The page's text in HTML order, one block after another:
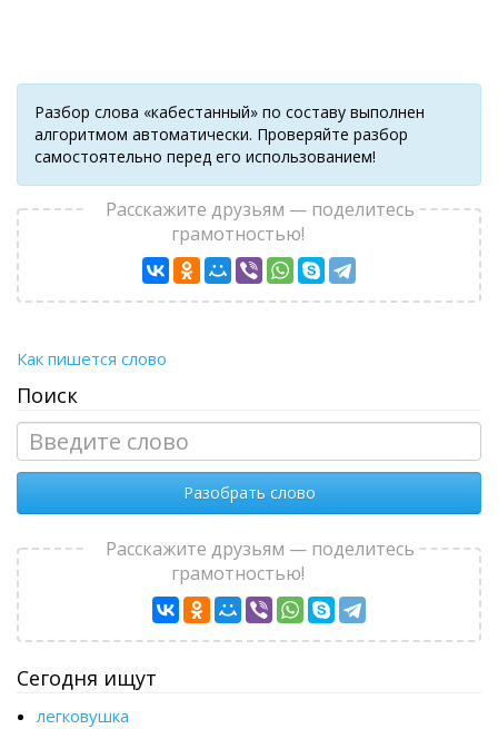
Разбор слова «кабестанный» по составу выполнен
алгоритмом автоматически. Проверяйте разбор
самостоятельно перед его использованием!
Расскажите друзьям — поделитесь
грамотностью!
Как пишется слово
Поиск
Разобрать слово
Расскажите друзьям — поделитесь
грамотностью!
Сегодня ищут
легковушка